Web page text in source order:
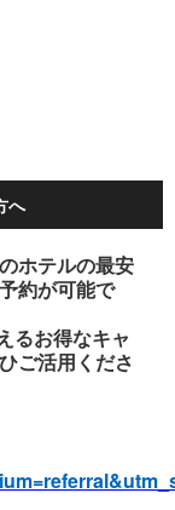
へ
ホテルの最安
約が可能で
るお得なキャ
ご活用くださ